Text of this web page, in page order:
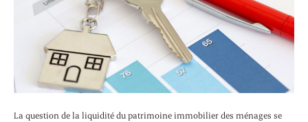
La question de la liquidité du patrimoine immobilier des ménages se